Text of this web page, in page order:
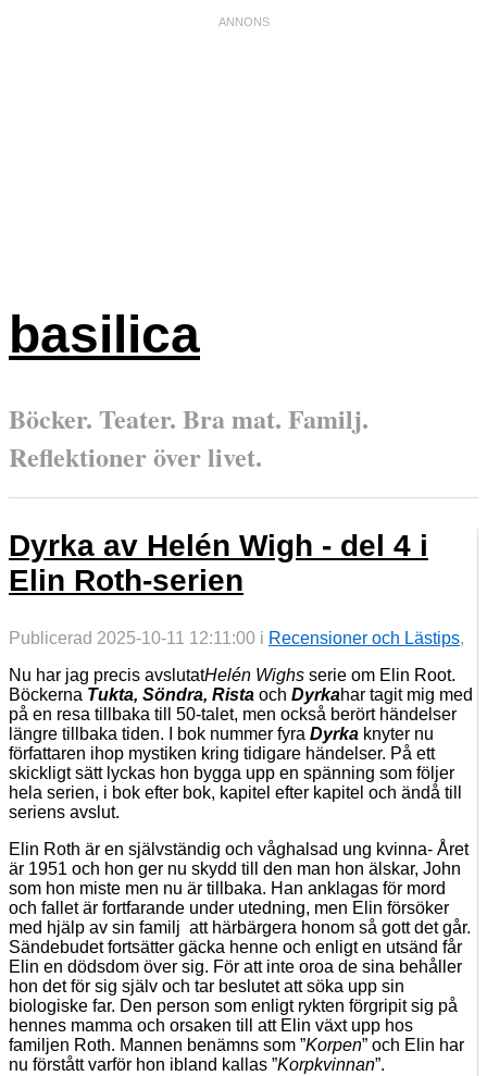
basilica
Böcker. Teater. Bra mat. Familj.
Reflektioner över livet.
Dyrka av Helén Wigh - del 4 i
Elin Roth-serien
Publicerad 2025-10-11 12:11:00 i Recensioner och Lästips,
Nu har jag precis avslutatHelén Wighs serie om Elin Root.
Böckerna Tukta, Söndra, Rista och Dyrkahar tagit mig med
på en resa tillbaka till 50-talet, men också berört händelser
längre tillbaka tiden. I bok nummer fyra Dyrka knyter nu
författaren ihop mystiken kring tidigare händelser. På ett
skickligt sätt lyckas hon bygga upp en spänning som följer
hela serien, i bok efter bok, kapitel efter kapitel och ändå till
seriens avslut.
Elin Roth är en självständig och våghalsad ung kvinna- Året
är 1951 och hon ger nu skydd till den man hon älskar, John
som hon miste men nu är tillbaka. Han anklagas för mord
och fallet är fortfarande under utedning, men Elin försöker
med hjälp av sin familj att härbärgera honom så gott det går.
Sändebudet fortsätter gäcka henne och enligt en utsänd får
Elin en dödsdom över sig. För att inte oroa de sina behåller
hon det för sig själv och tar beslutet att söka upp sin
biologiske far. Den person som enligt rykten förgripit sig på
hennes mamma och orsaken till att Elin växt upp hos
familjen Roth. Mannen benämns som ”Korpen” och Elin har
nu förstått varför hon ibland kallas ”Korpkvinnan”.